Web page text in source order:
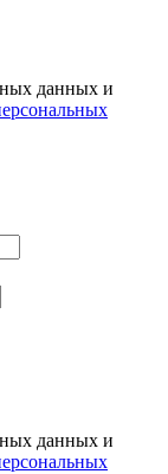
данных и
данных и